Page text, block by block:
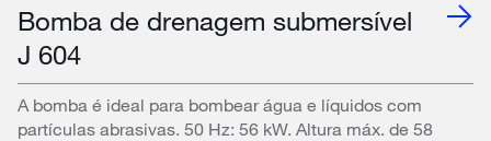
Bomba de drenagem submersível
J 604
A bomba é ideal para bombear água e líquidos com
partículas abrasivas. 50 Hz: 56 kW. Altura máx. de 58